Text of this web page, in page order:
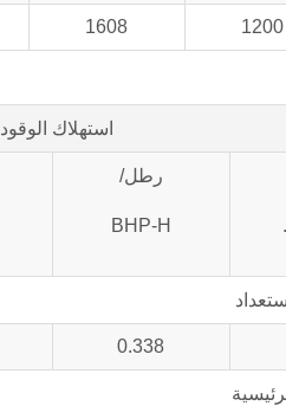
1200
1608
استهلاك الوقود
رطل/
BHP-H
0.338